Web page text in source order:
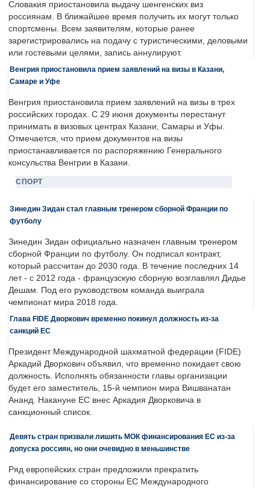
Словакия приостановила выдачу шенгенских виз
россиянам. В ближайшее время получить их могут только
спортсмены. Всем заявителям, которые ранее
зарегистрировались на подачу с туристическими, деловыми
или гостевыми целями, запись аннулируют.
Венгрия приостановила прием заявлений на визы в Казани,
Самаре и Уфе
Венгрия приостановила прием заявлений на визы в трех
российских городах. С 29 июня документы перестанут
принимать в визовых центрах Казани, Самары и Уфы.
Отмечается, что прием документов на визы
приостанавливается по распоряжению Генерального
консульства Венгрии в Казани.
СПОРТ
Зинедин Зидан стал главным тренером сборной Франции по
футболу
Зинедин Зидан официально назначен главным тренером
сборной Франции по футболу. Он подписал контракт,
который рассчитан до 2030 года. В течение последних 14
лет - с 2012 года - французскую сборную возглавлял Дидье
Дешам. Под его руководством команда выиграла
чемпионат мира 2018 года.
Глава FIDE Дворкович временно покинул должность из-за
санкций ЕС
Президент Международной шахматной федерации (FIDE)
Аркадий Дворкович объявил, что временно покидает свою
должность. Исполнять обязанности главы организации
будет его заместитель, 15-й чемпион мира Вишванатан
Ананд. Накануне ЕС внес Аркадия Дворковича в
санкционный список.
Девять стран призвали лишить МОК финансирования ЕС из-за
допуска россиян, но они очевидно в меньшинстве
Ряд европейских стран предложили прекратить
финансирование со стороны ЕС Международного